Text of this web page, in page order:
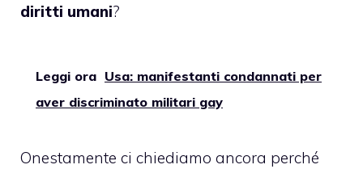
diritti umani?
Leggi ora Usa: manifestanti condannati per
aver discriminato militari gay
Onestamente ci chiediamo ancora perché